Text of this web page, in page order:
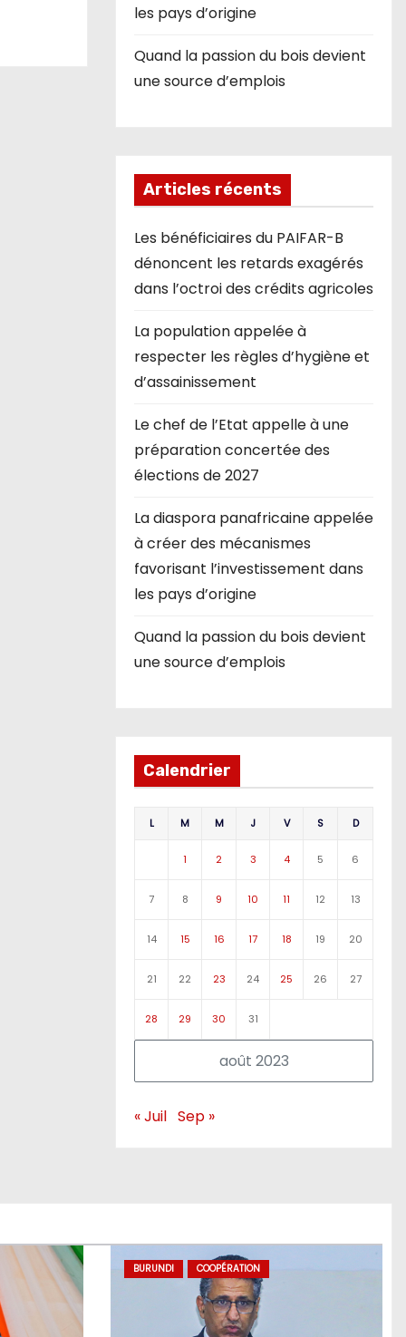
les pays d’origine
Quand la passion du bois devient
une source d’emplois
Articles récents
Les bénéficiaires du PAIFAR-B
dénoncent les retards exagérés
dans l’octroi des crédits agricoles
La population appelée à
respecter les règles d’hygiène et
d’assainissement
Le chef de l’Etat appelle à une
préparation concertée des
élections de 2027
La diaspora panafricaine appelée
à créer des mécanismes
favorisant l’investissement dans
les pays d’origine
Quand la passion du bois devient
une source d’emplois
Calendrier
août 2023
L M M J V S D
1 2 3 4 5 6
7 8 9 10 11 12 13
14 15 16 17 18 19 20
21 22 23 24 25 26 27
28 29 30 31
« Juil Sep »
BURUNDI COOPÉRATION